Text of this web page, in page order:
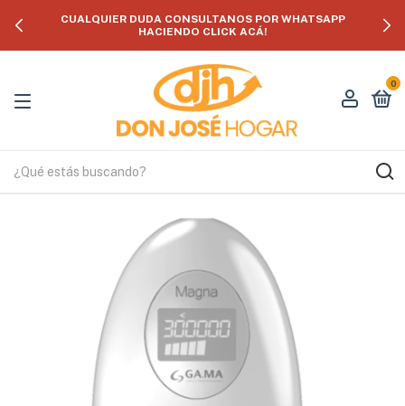
CUALQUIER DUDA CONSULTANOS POR WHATSAPP
HACIENDO CLICK ACÁ!
0